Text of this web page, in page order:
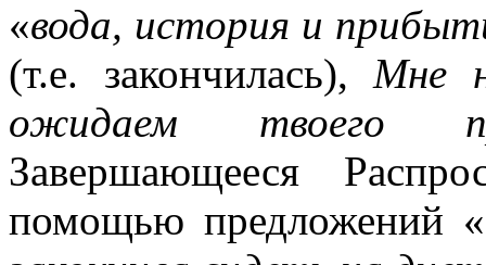
«вода, история и
(т.е. закончилась),Мне
ожидаем твоего
Завершающееся
помощью предложений «